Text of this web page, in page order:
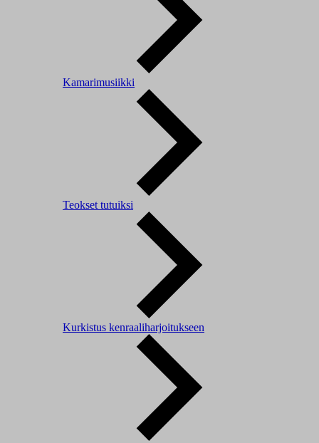
Kamarimusiikki
Teokset tutuiksi
Kurkistus kenraaliharjoitukseen